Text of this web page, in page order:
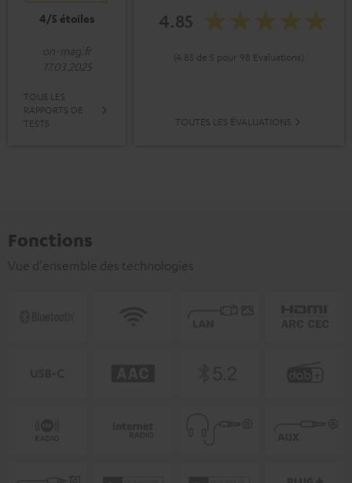
4/5 étoiles
on-mag.fr
17.03.2025
TOUS LES
RAPPORTS DE
TESTS
4.85
(4.85 de 5 pour 98 Evaluations)
TOUTES LES ÉVALUATIONS
Fonctions
Vue d'ensemble des technologies